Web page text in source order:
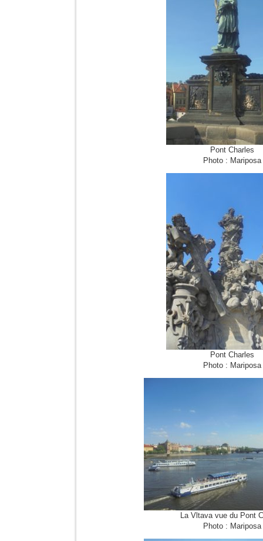
Pont Charles
Photo : Mariposa
Pont Charles
Photo : Mariposa
La Vltava vue du Pont
Photo : Mariposa